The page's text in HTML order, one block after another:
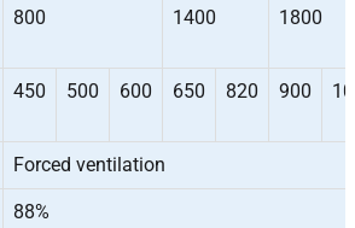
800 1400 1800
450 500 600 650 820 900
Forced ventilation
88%